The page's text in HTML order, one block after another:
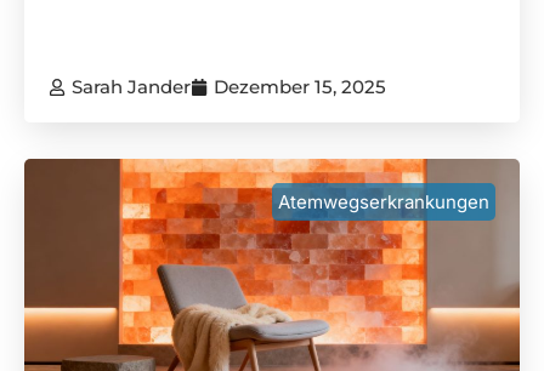
Sarah Jander Dezember 15, 2025
Atemwegserkrankungen